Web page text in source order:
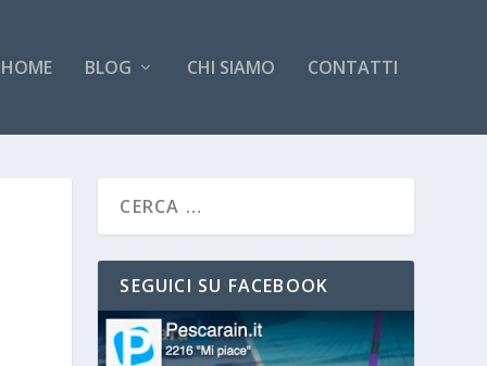
HOME BLOG CHI SIAMO CONTATTI
SEGUICI SU FACEBOOK